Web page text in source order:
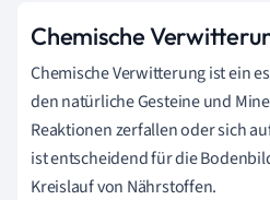
Chemische
Chemische Verwitterung ist ein
den natürliche Gesteine und
Reaktionen zerfallen oder sich
ist entscheidend für die
Kreislauf von Nährstoffen.